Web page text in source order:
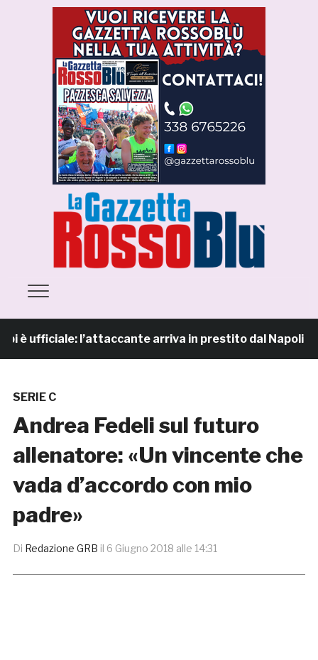
ufficiale: l’attaccante arriva in prestito dal Napoli
SERIE C
Andrea Fedeli sul futuro
allenatore: «Un vincente che
vada d’accordo con mio
padre»
Di Redazione GRB il 6 Giugno 2018 alle 14:31